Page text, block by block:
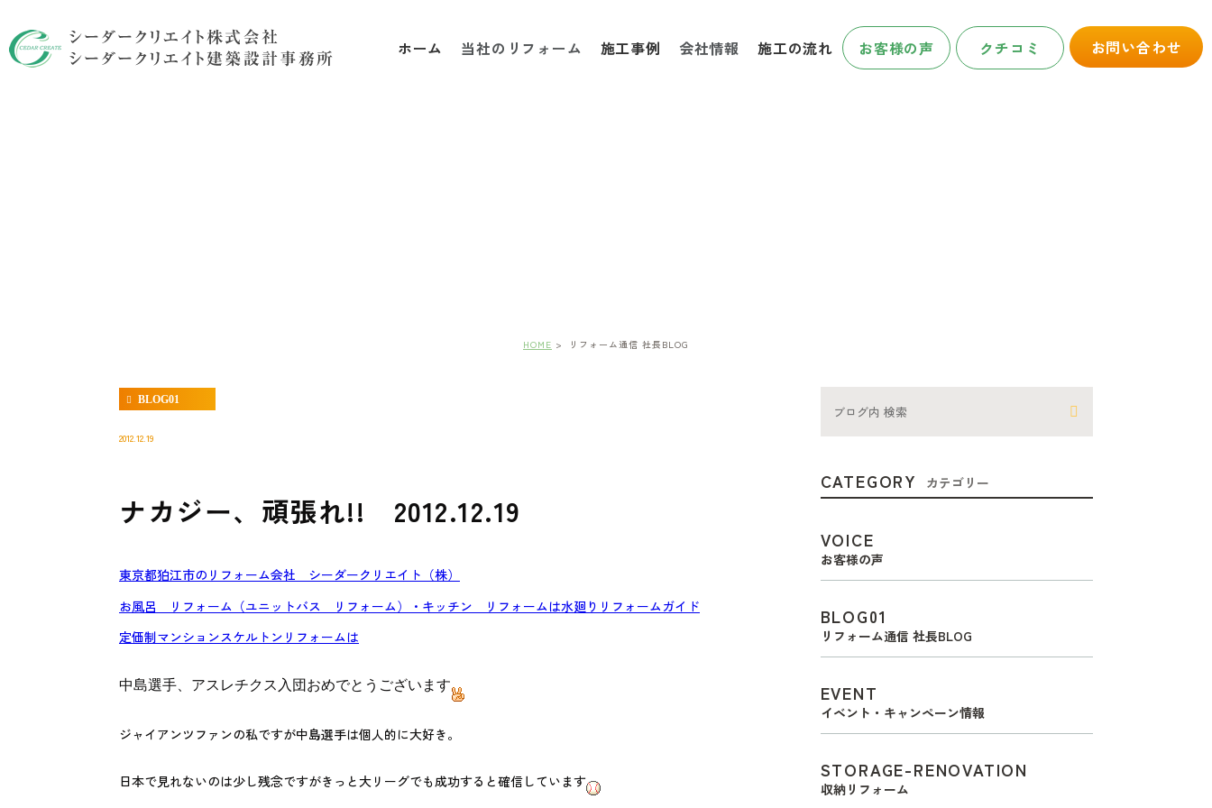
ホーム 当社のリフォーム 施工事例 会社情報 施工の流れ お客様の声 クチコミ お問い合わせ
HOME リフォーム通信 社長BLOG
BLOG01
2012.12.19
ナカジー、頑張れ!! 2012.12.19
東京都狛江市のリフォーム会社 シーダークリエイト（株）
お風呂 リフォーム（ユニットバス リフォーム）・キッチン リフォームは水廻りリフォームガイド
定価制マンションスケルトンリフォームは
中島選手、アスレチクス入団おめでとうございます
ジャイアンツファンの私ですが中島選手は個人的に大好き。
日本で見れないのは少し残念ですがきっと大リーグでも成功すると確信しています
CATEGORY カテゴリー
VOICE
お客様の声
BLOG01
リフォーム通信 社長BLOG
EVENT
イベント・キャンペーン情報
STORAGE-RENOVATION
収納リフォーム